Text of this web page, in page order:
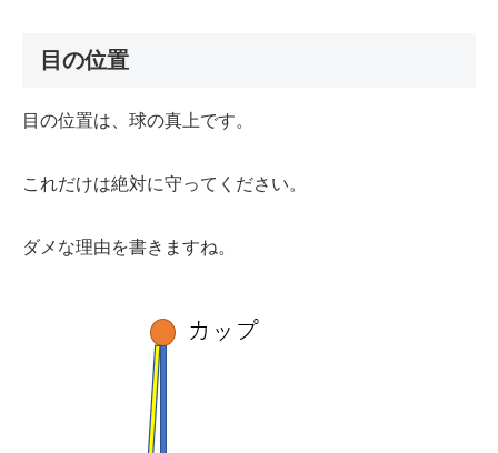
目の位置
目の位置は、球の真上です。
これだけは絶対に守ってください。
ダメな理由を書きますね。